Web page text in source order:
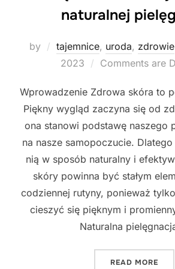
naturalnej
by tajemnice, uroda, zdrowie
2023
Comments are
Wprowadzenie Zdrowa skóra to
Piękny wygląd zaczyna się od
ona stanowi podstawę naszego
na nasze samopoczucie.
nią w sposób naturalny i
skóry powinna być stałym
codziennej rutyny, ponieważ
cieszyć się pięknym i
Naturalna
READ MORE